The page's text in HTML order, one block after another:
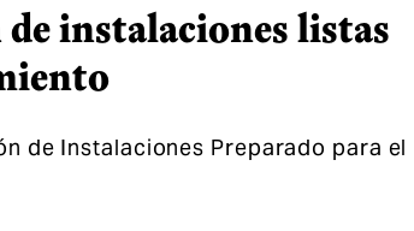
instalaciones listas
de Instalaciones Preparado para el